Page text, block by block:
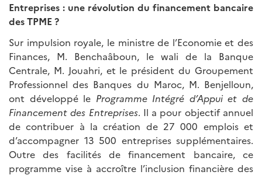
Entreprises : une révolution du financement bancaire
des TPME ?
Sur impulsion royale, le ministre de l’Economie et des
Finances, M. Benchaâboun, le wali de la Banque
Centrale, M. Jouahri, et le président du Groupement
Professionnel des Banques du Maroc, M. Benjelloun,
ont développé le Programme Intégré d’Appui et de
Financement des Entreprises. Il a pour objectif annuel
de contribuer à la création de 27 000 emplois et
d’accompagner 13 500 entreprises supplémentaires.
Outre des facilités de financement bancaire, ce
programme vise à accroître l’inclusion financière des